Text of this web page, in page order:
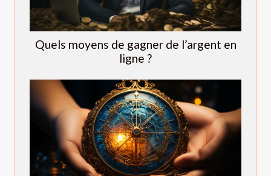
Quels moyens de gagner de l’argent en
ligne ?